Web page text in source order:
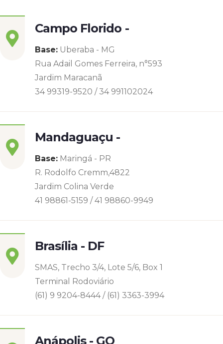
Campo Florido -
Base: Uberaba - MG
Rua Adail Gomes Ferreira, n°593
Jardim Maracanã
34 99319-9520 / 34 991102024
Mandaguaçu -
Base: Maringá - PR
R. Rodolfo Cremm,4822
Jardim Colina Verde
41 98861-5159 / 41 98860-9949
Brasília - DF
SMAS, Trecho 3/4, Lote 5/6, Box 1
Terminal Rodoviário
(61) 9 9204-8444 / (61) 3363-3994
Anápolis - GO